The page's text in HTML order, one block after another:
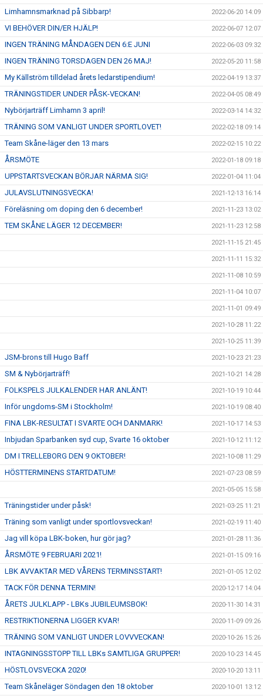
Limhamnsmarknad på Sibbarp! 2022-06-20 14:09
VI BEHÖVER DIN/ER HJÄLP! 2022-06-07 12:07
INGEN TRÄNING MÅNDAGEN DEN 6:E JUNI 2022-06-03 09:32
INGEN TRÄNING TORSDAGEN DEN 26 MAJ! 2022-05-20 11:58
My Källström tilldelad årets ledarstipendium! 2022-04-19 13:37
TRÄNINGSTIDER UNDER PÅSK-VECKAN! 2022-04-05 08:49
Nybörjarträff Limhamn 3 april! 2022-03-14 14:32
TRÄNING SOM VANLIGT UNDER SPORTLOVET! 2022-02-18 09:14
Team Skåne-läger den 13 mars 2022-02-15 10:22
ÅRSMÖTE 2022-01-18 09:18
UPPSTARTSVECKAN BÖRJAR NÄRMA SIG! 2022-01-04 11:04
JULAVSLUTNINGSVECKA! 2021-12-13 16:14
Föreläsning om doping den 6 december! 2021-11-23 13:02
TEM SKÅNE LÄGER 12 DECEMBER! 2021-11-23 12:58
2021-11-15 21:45
2021-11-11 15:32
2021-11-08 10:59
2021-11-04 10:07
2021-11-01 09:49
2021-10-28 11:22
2021-10-25 11:39
JSM-brons till Hugo Baff 2021-10-23 21:23
SM & Nybörjarträff! 2021-10-21 14:28
FOLKSPELS JULKALENDER HAR ANLÄNT! 2021-10-19 10:44
Inför ungdoms-SM i Stockholm! 2021-10-19 08:40
FINA LBK-RESULTAT I SVARTE OCH DANMARK! 2021-10-17 14:53
Inbjudan Sparbanken syd cup, Svarte 16 oktober 2021-10-12 11:12
DM I TRELLEBORG DEN 9 OKTOBER! 2021-10-08 11:29
HÖSTTERMINENS STARTDATUM! 2021-07-23 08:59
2021-05-05 15:58
Träningstider under påsk! 2021-03-25 11:21
Träning som vanligt under sportlovsveckan! 2021-02-19 11:40
Jag vill köpa LBK-boken, hur gör jag? 2021-01-28 11:36
ÅRSMÖTE 9 FEBRUARI 2021! 2021-01-15 09:16
LBK AVVAKTAR MED VÅRENS TERMINSSTART! 2021-01-05 12:02
TACK FÖR DENNA TERMIN! 2020-12-17 14:04
ÅRETS JULKLAPP - LBKs JUBILEUMSBOK! 2020-11-30 14:31
RESTRIKTIONERNA LIGGER KVAR! 2020-11-09 09:26
TRÄNING SOM VANLIGT UNDER LOVVVECKAN! 2020-10-26 15:26
INTAGNINGSSTOPP TILL LBKs SAMTLIGA GRUPPER! 2020-10-23 14:45
HÖSTLOVSVECKA 2020! 2020-10-20 13:11
Team Skåneläger Söndagen den 18 oktober 2020-10-01 13:12